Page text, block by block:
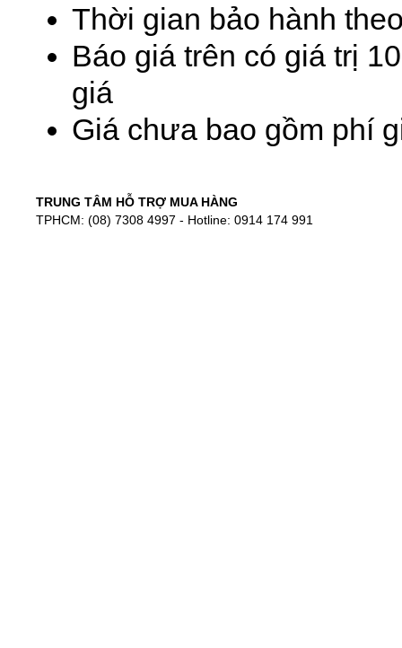
Thời gian bảo hành
Báo giá trên có giá trị
giá
Giá chưa bao gồm phí
TRUNG TÂM HỖ TRỢ MUA HÀNG
TPHCM: (08) 7308 4997 - Hotline: 0914 174 991